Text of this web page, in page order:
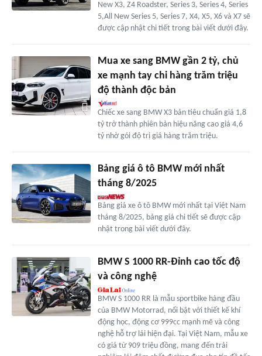
New X3, Z4 Roadster, Series 3, Series 4, Series
5,All New Series 5, Series 7, X4, X5, X6 và X7 sẽ
được cập nhật chi tiết trong bài viết dưới đây.
Mua xe sang BMW gần 2 tỷ, chủ
xe mạnh tay chi hàng trăm triệu
độ thành độc bản
Chiếc xe sang BMW X3 bản tiêu chuẩn giá 1,8
tỷ trở thành phiên bản hiệu năng cao giá 4,6
tỷ nhờ gói độ trị giá hàng trăm triệu.
Bảng giá ô tô BMW mới nhất
tháng 8/2025
Bảng giá xe ô tô BMW mới nhất tại Việt Nam
tháng 8/2025, bảng giá chi tiết sẽ được cập
nhật trong bài viết dưới đây.
BMW S 1000 RR-Đỉnh cao tốc độ
và công nghệ
BMW S 1000 RR là mẫu sportbike hàng đầu
của BMW Motorrad, nổi bật với thiết kế khí
động học, động cơ 999cc mạnh mẽ và công
nghệ hỗ trợ lái hiện đại. Tại Việt Nam, mẫu xe
có giá từ 909 triệu đồng, mang đến trải